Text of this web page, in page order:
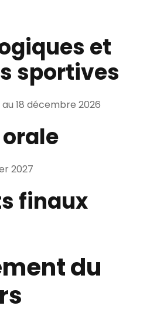
et
sportives
18 décembre 2026
2027
finaux
du